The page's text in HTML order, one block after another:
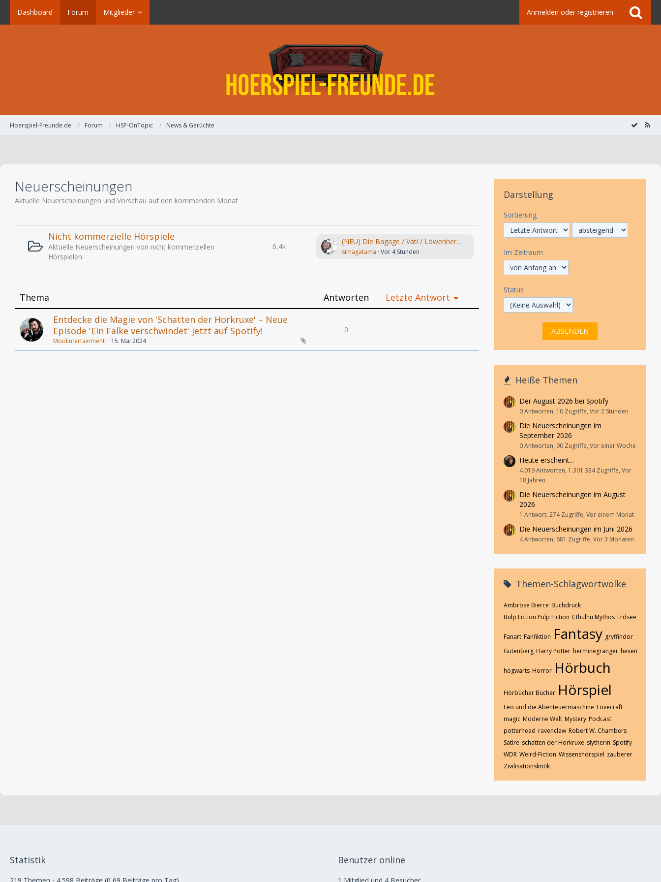
Dashboard Forum Mitglieder Anmelden oder registrieren
Hoerspiel-Freunde.de Forum HSP-OnTopic News & Gerüchte
Neuerscheinungen
Aktuelle Neuerscheinungen und Vorschau auf den kommenden Monat
Nicht kommerzielle Hörspiele
Aktuelle Neuerscheinungen von nicht kommerziellen
Hörspielen.
6,4k
(NEU) Die Bagage / Vati / Löwenherz (Monika Helfer) hr 2024
simagatama Vor 4 Stunden
Thema Antworten
Letzte Antwort
Entdecke die Magie von 'Schatten der Horkruxe' – Neue
Episode 'Ein Falke verschwindet' jetzt auf Spotify!
MooEntertainment 15. Mai 2024
0
Darstellung
Sortierung
Im Zeitraum
Status
Heiße Themen
Der August 2026 bei Spotify
0 Antworten, 10 Zugriffe, Vor 2 Stunden
Die Neuerscheinungen im
September 2026
0 Antworten, 90 Zugriffe, Vor einer Woche
Heute erscheint...
4.019 Antworten, 1.301.334 Zugriffe, Vor
18 Jahren
Die Neuerscheinungen im August
2026
1 Antwort, 274 Zugriffe, Vor einem Monat
Die Neuerscheinungen im Juni 2026
4 Antworten, 681 Zugriffe, Vor 3 Monaten
Themen-Schlagwortwolke
Ambrose Bierce Buchdruck
Bulp Fiction Pulp Fiction Cthulhu Mythos Erdsee
Fanart Fanfiktion Fantasy gryffindor
Gutenberg Harry Potter herminegranger hexen
hogwarts Horror Hörbuch
Hörbücher Bücher Hörspiel
Leo und die Abenteuermaschine Lovecraft
magic Moderne Welt Mystery Podcast
potterhead ravenclaw Robert W. Chambers
Satire schatten der Horkruxe slytherin Spotify
WDR Weird-Fiction Wissenshörspiel zauberer
Zivilisationskritik
Statistik Benutzer online